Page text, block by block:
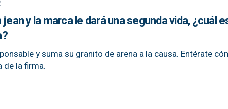
jean y la marca le dará una segunda vida, ¿cuál
y suma su granito de arena a la causa. Entérate
de la firma.